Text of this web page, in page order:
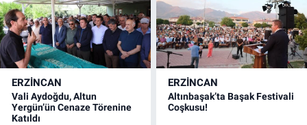
ERZINCAN
Vali Aydoğdu, Altun
Yergün’ün Cenaze Törenine
Katıldı
ERZINCAN
Altınbaşak’ta Başak Festivali
Coşkusu!